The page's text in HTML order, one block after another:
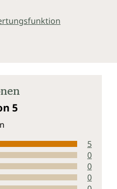
bereitet eine
5
5
0
0
0